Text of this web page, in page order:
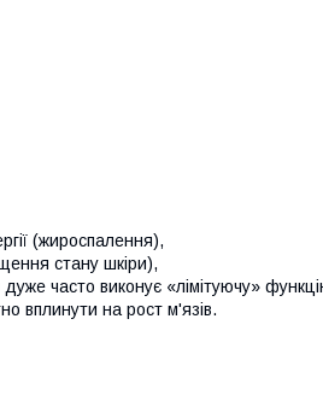
(жироспалення),
стану шкіри),
часто виконує «лімітуючу»
вплинути на рост м'язів.